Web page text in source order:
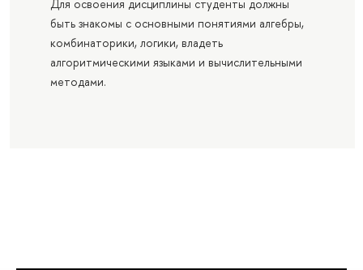
Для освоения дисциплины студенты должны
быть знакомы с основными понятиями алгебры,
комбинаторики, логики, владеть
алгоритмическими языками и вычислительными
методами.